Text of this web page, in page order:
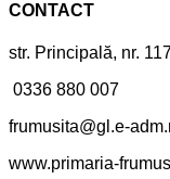
CONTACT
str. Principală, nr.
0336 880 007
frumusita@gl.e-
www.primaria-